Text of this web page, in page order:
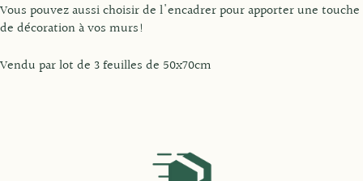
Vous pouvez aussi choisir de l'encadrer pour apporter une touche
de décoration à vos murs!
Vendu par lot de 3 feuilles de 50x70cm